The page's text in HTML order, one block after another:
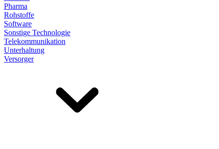
Pharma
Rohstoffe
Software
Sonstige Technologie
Telekommunikation
Unterhaltung
Versorger